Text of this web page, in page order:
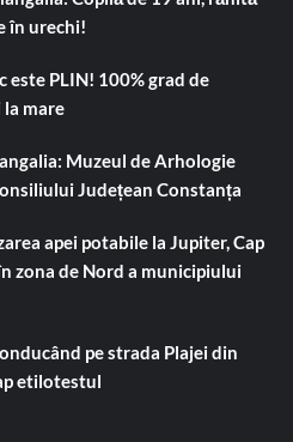
în urechi!
PLIN! 100% grad de
mare
Muzeul de Arhologie
Județean Constanța
apei potabile la Jupiter, Cap
zona de Nord a municipiului
pe strada Plajei din
etilotestul